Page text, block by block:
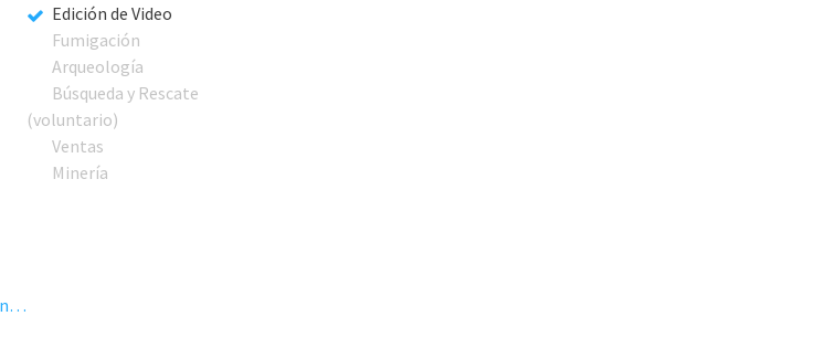
Edición de Video
Fumigación
Arqueología
Búsqueda y Rescate
(voluntario)
Ventas
Minería
https://www.facebook.com/geradrones/?timeline_context_item_type=intro_card_work&amp;timeline_context_item_source=100001396248376